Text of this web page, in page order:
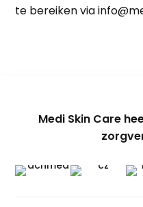
te bereiken via
Medi Skin Care